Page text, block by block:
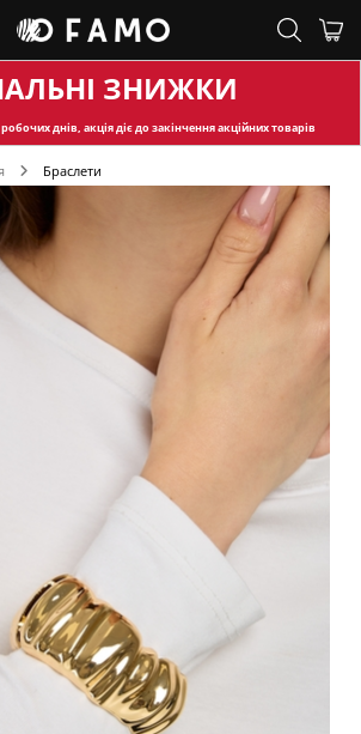
ЗНИЖКИ
днів, акція діє до закінчення акційних товарів
Браслети